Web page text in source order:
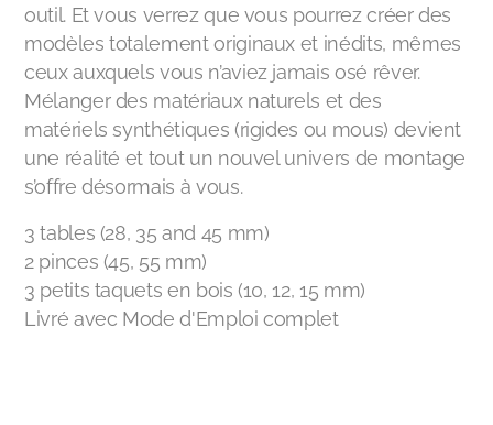
outil. Et vous verrez que vous pourrez créer des
modèles totalement originaux et inédits, mêmes
ceux auxquels vous n’aviez jamais osé rêver.
Mélanger des matériaux naturels et des
matériels synthétiques (rigides ou mous) devient
une réalité et tout un nouvel univers de montage
s’offre désormais à vous.
3 tables (28, 35 and 45 mm)
2 pinces (45, 55 mm)
3 petits taquets en bois (10, 12, 15 mm)
Livré avec Mode d'Emploi complet